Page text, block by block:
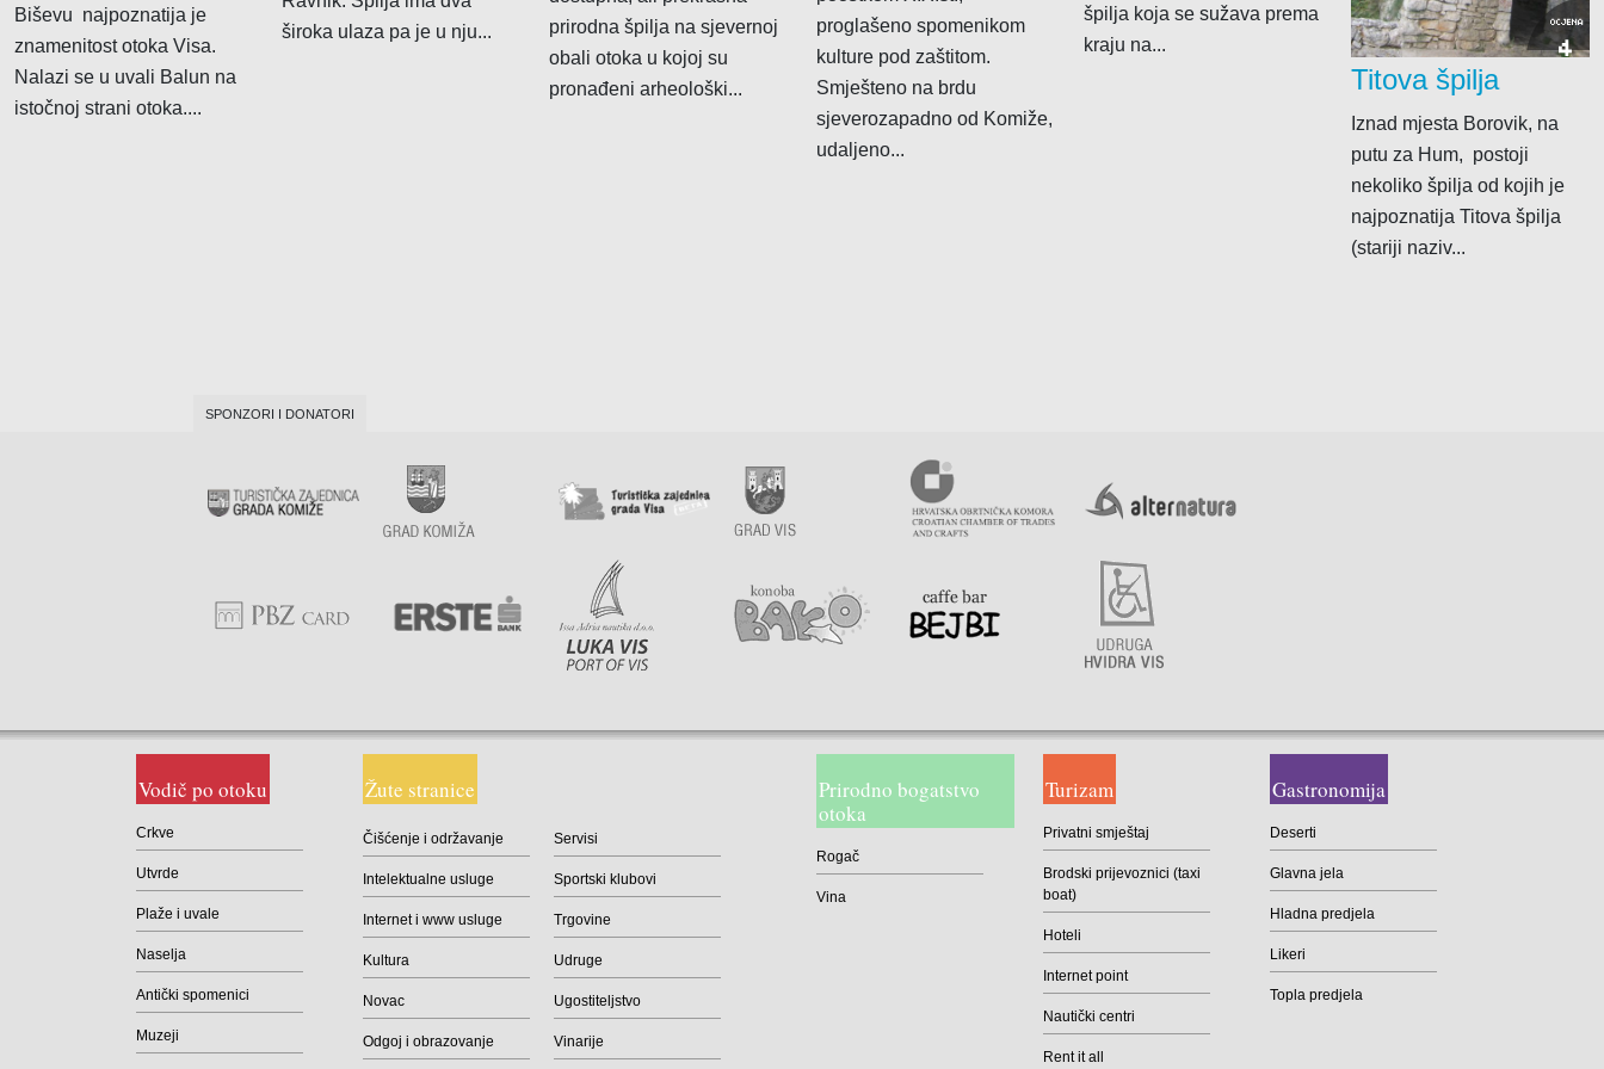
Klima uređaja
Kompjutora i opreme
Telekomunikacije
Fotokopiranje
Građevinskim materijalom
Informatičke opreme
Riboopreme i nautike
Sportske opreme
Trafike
Vinoteke
Pizzerie
Plažni objekti
Drvodjelci
Električari
Krojači
Biševu najpoznatija je
znamenitost otoka Visa.
Nalazi se u uvali Balun na
istočnoj strani otoka....
široka ulaza pa je u nju...
prirodna špilja na sjevernoj
obali otoka u kojoj su
pronađeni arheološki...
proglašeno spomenikom
kulture pod zaštitom.
Smješteno na brdu
sjeverozapadno od Komiže,
udaljeno...
špilja koja se sužava prema
kraju na...
OCJENA
4
Titova špilja
Iznad mjesta Borovik, na
putu za Hum, postoji
nekoliko špilja od kojih je
najpoznatija Titova špilja
(stariji naziv...
SPONZORI I DONATORI
Vodič po otoku
Crkve
Utvrde
Plaže i uvale
Naselja
Antički spomenici
Muzeji
Žute stranice
Čišćenje i održavanje
Intelektualne usluge
Internet i www usluge
Kultura
Novac
Odgoj i obrazovanje
Servisi
Sportski klubovi
Trgovine
Udruge
Ugostiteljstvo
Vinarije
Prirodno bogatstvo
otoka
Rogač
Vina
Turizam
Privatni smještaj
Brodski prijevoznici (taxi
boat)
Hoteli
Internet point
Nautički centri
Rent it all
Gastronomija
Deserti
Glavna jela
Hladna predjela
Likeri
Topla predjela